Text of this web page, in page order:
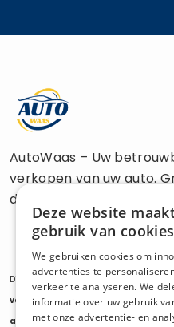
AutoWaas – Uw
verkopen van uw auto.
directe uitbetaling.
Diensten: auto verkopen
verkopen export,auto verkopen
auto tweedehands verkopen,mijn
Deze website
gebruik van
We gebruiken cookies om
advertenties te
verkeer te analyseren. We
informatie over uw gebruik
met onze advertentie- en